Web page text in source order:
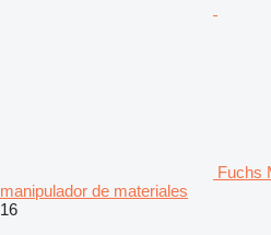
Fuchs
manipulador de materiales
16